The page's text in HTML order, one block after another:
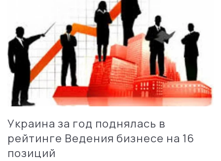
Украина за год поднялась в
рейтинге Ведения бизнесе на 16
позиций